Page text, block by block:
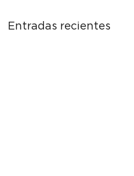
Entradas recientes